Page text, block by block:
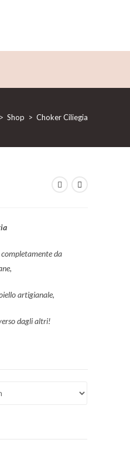
> Shop > Choker Ciliegia
da
artigianale,
dagli altri!